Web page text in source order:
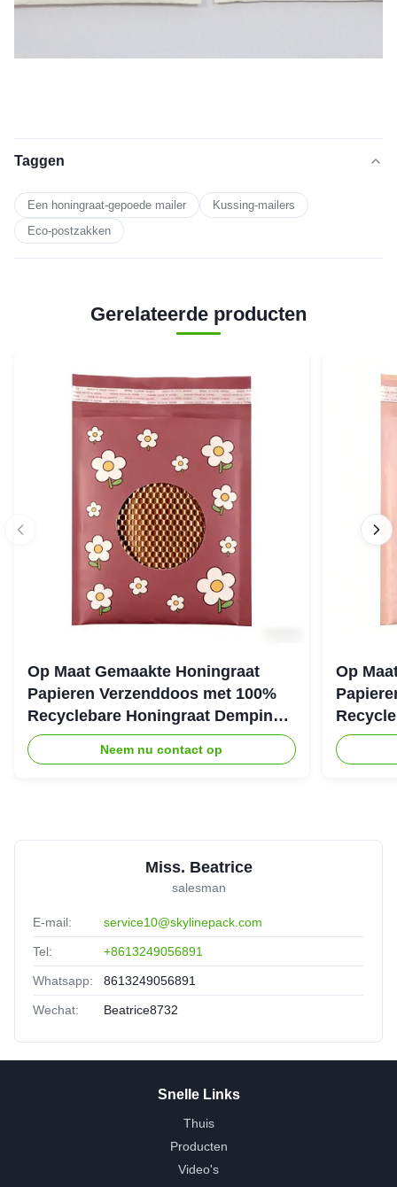
Taggen
Een honingraat-gepoede mailer
Kussing-mailers
Eco-postzakken
Gerelateerde producten
Op Maat Gemaakte Honingraat
Papieren Verzenddoos met 100%
Recyclebare Honingraat Demping
Structuur voor Eco Beschermende
Verpakking
Neem nu contact op
Op
Miss. Beatrice
salesman
E-mail: service10@skylinepack.com
Tel: +8613249056891
Whatsapp: 8613249056891
Wechat: Beatrice8732
Snelle Links
Thuis
Producten
Video's